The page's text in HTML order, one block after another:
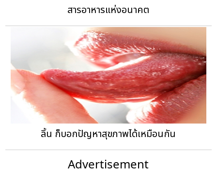
สารอาหารแห่งอนาคต
ลิ้น ก็บอกปัญหาสุขภาพได้เหมือนกัน
Advertisement